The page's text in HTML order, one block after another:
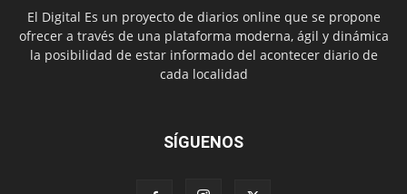
El Digital Es un proyecto de diarios online que se propone
ofrecer a través de una plataforma moderna, ágil y dinámica
la posibilidad de estar informado del acontecer diario de
cada localidad
SÍGUENOS